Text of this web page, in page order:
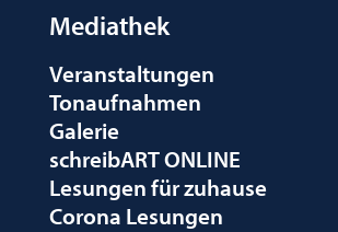
Mediathek
Veranstaltungen
Tonaufnahmen
Galerie
schreibART ONLINE
Lesungen für zuhause
Corona Lesungen